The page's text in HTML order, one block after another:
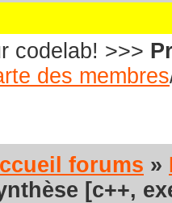
codelab! >>>
des membres
forums »
[c++,